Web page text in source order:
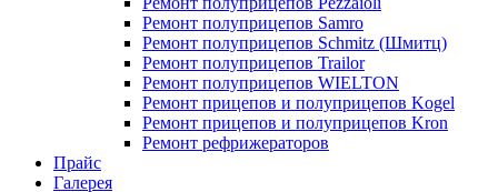
Ремонт полуприцепов Samro
Ремонт полуприцепов Schmitz (Шмитц)
Ремонт полуприцепов Trailor
Ремонт полуприцепов WIELTON
Ремонт прицепов и полуприцепов Kogel
Ремонт прицепов и полуприцепов Kron
Ремонт рефрижераторов
Прайс
Галерея